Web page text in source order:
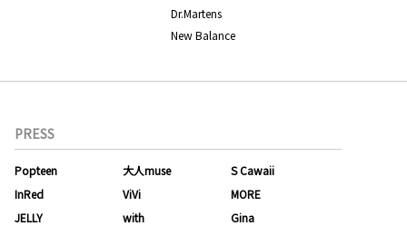
Dr.Martens
New Balance
PRESS
Popteen 大人muse
S Cawaii
InRed
ViVi
MORE
JELLY
with
Gina